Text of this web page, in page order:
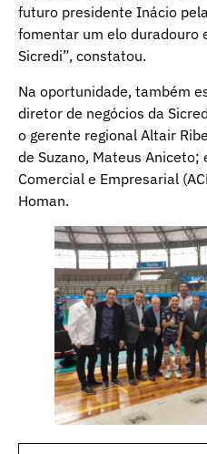
futuro presidente Inácio
fomentar um elo duradouro
Sicredi”, constatou.
Na oportunidade, também
diretor de negócios da
o gerente regional Altair
de Suzano, Mateus
Comercial e Empresarial
Homan.